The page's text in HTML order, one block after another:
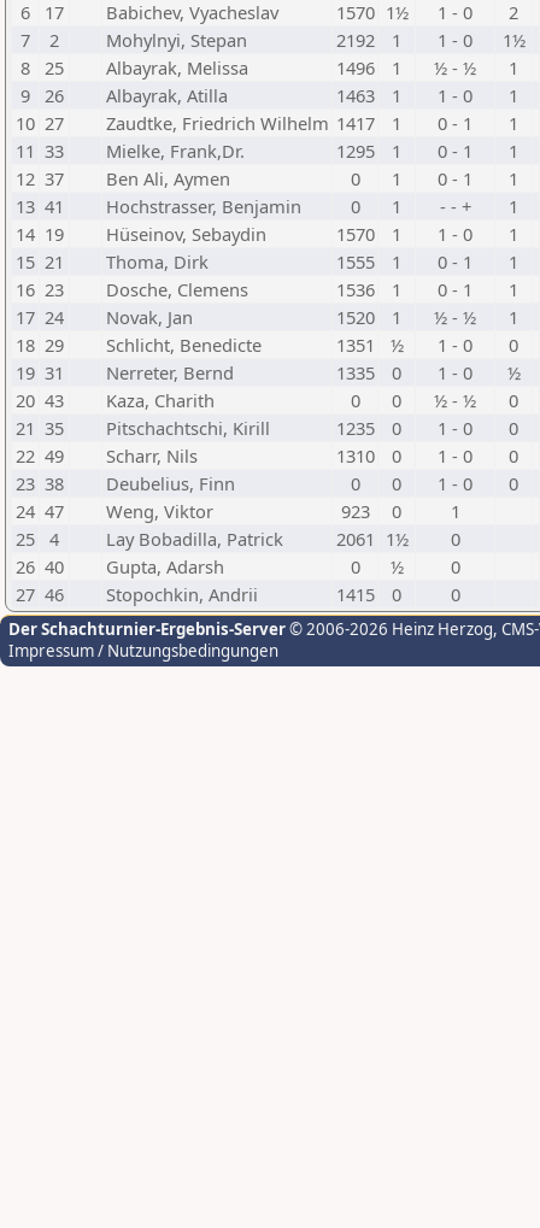
6
17 Babichev, Vyacheslav 1570 1½ 1 - 0
2
7
2 Mohylnyi, Stepan 2192 1 1 - 0
1½
8
25 Albayrak, Melissa 1496 1 ½ - ½
1
9
26 Albayrak, Atilla 1463 1 1 - 0
1
10 27 Zaudtke, Friedrich Wilhelm 1417 1 0 - 1
1
11 33 Mielke, Frank,Dr. 1295 1 0 - 1
1
12 37 Ben Ali, Aymen 0 1 0 - 1
1
13 41 Hochstrasser, Benjamin 0 1 - - +
1
14 19 Hüseinov, Sebaydin 1570 1 1 - 0
1
15 21 Thoma, Dirk 1555 1 0 - 1
1
16 23 Dosche, Clemens 1536 1 0 - 1
1
17 24 Novak, Jan 1520 1 ½ - ½
1
18 29 Schlicht, Benedicte 1351 ½ 1 - 0
0
19 31 Nerreter, Bernd 1335 0 1 - 0
½
20 43 Kaza, Charith 0 0 ½ - ½
0
21 35 Pitschachtschi, Kirill 1235 0 1 - 0
0
22 49 Scharr, Nils 1310 0 1 - 0
0
23 38 Deubelius, Finn 0 0 1 - 0
0
24 47 Weng, Viktor 923 0
1
25
4 Lay Bobadilla, Patrick 2061 1½
0
26 40 Gupta, Adarsh 0 ½
0
27 46 Stopochkin, Andrii 1415 0 0
Der Schachturnier-Ergebnis-Server© 2006-2026 Heinz Herzog,
Impressum / Nutzungsbedingungen